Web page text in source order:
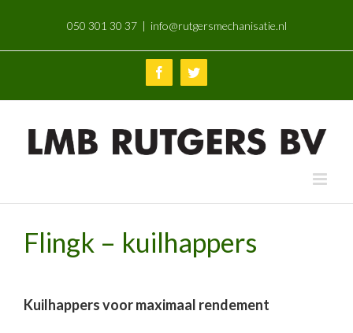
content
050 301 30 37 | info@rutgersmechanisatie.nl
FacebookTwitter
Flingk – kuilhappers
Kuilhappers voor maximaal rendement